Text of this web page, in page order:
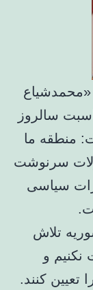
«محمدشیاع
سالروز
منطقه ما
سرنوشت
سیاسی
تلاش
و
کنند.